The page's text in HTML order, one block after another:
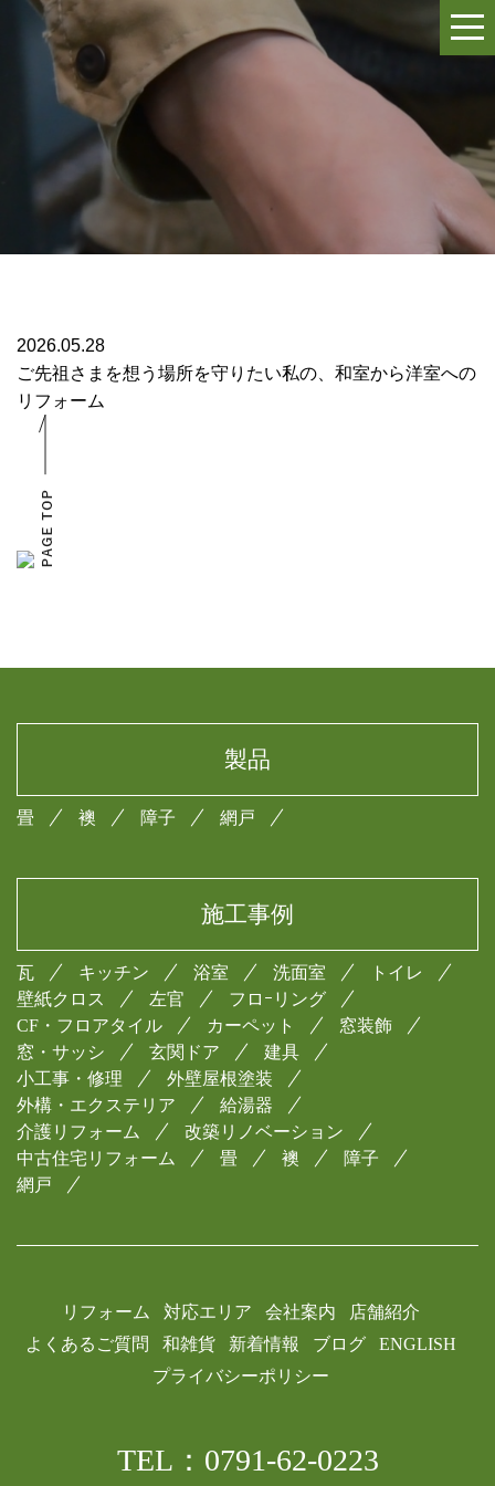
2026.05.28
ご先祖さまを想う場所を守りたい私の、和室から洋室への
リフォーム
製品
畳 襖 障子 網戸
施工事例
瓦 キッチン 浴室 洗面室
トイレ
壁紙クロス
左官
フロｰリング
CF・フロアタイル
カーペット
窓装飾
窓・サッシ
玄関ドア
建具
小工事・修理
外壁屋根塗装
外構・エクステリア
給湯器
介護リフォーム
改築リノベーション
中古住宅リフォーム
畳 襖
障子
網戸
リフォーム 対応エリア 会社案内
店舗紹介
よくあるご質問
和雑貨 新着情報 ブログ
ENGLISH
プライバシーポリシー
TEL：0791-62-0223